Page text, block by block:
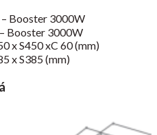
Booster 3000W
Booster 3000W
x S450 xC 60 (mm)
x S385 (mm)